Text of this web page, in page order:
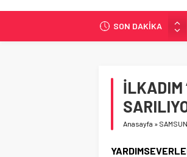
SON DAKİKA
İLKADIM
Anasayfa »